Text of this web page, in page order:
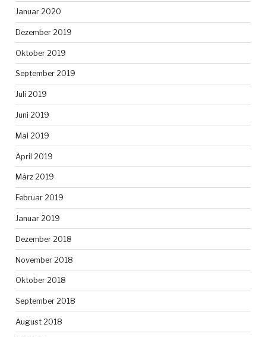
Januar 2020
Dezember 2019
Oktober 2019
September 2019
Juli 2019
Juni 2019
Mai 2019
April 2019
März 2019
Februar 2019
Januar 2019
Dezember 2018
November 2018
Oktober 2018
September 2018
August 2018